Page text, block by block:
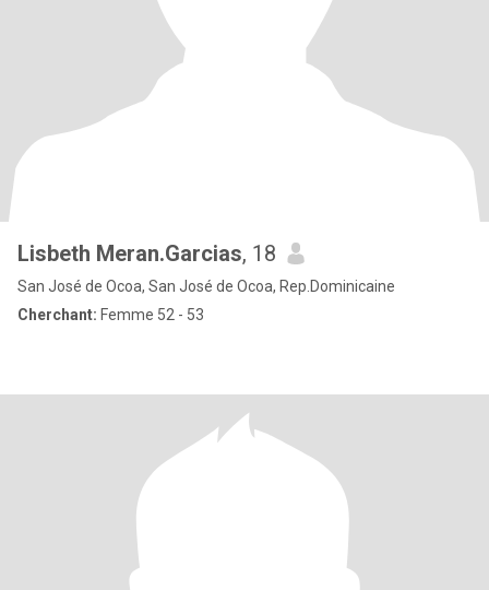
Lisbeth Meran.Garcias, 18
San José de Ocoa, San José de Ocoa, Rep.Dominicaine
Cherchant: Femme 52 - 53